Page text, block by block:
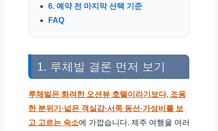
6. 예약 전 마지막 선택 기준
FAQ
1. 루체빌 결론 먼저 보기
루체빌은 화려한 오션뷰 호텔이라기보다, 조용
한 분위기·넓은 객실감·서쪽 동선·가성비를 보
고 고르는 숙소에 가깝습니다. 제주 여행을 여러